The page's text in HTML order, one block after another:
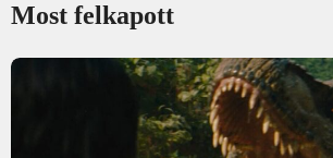
Most felkapott